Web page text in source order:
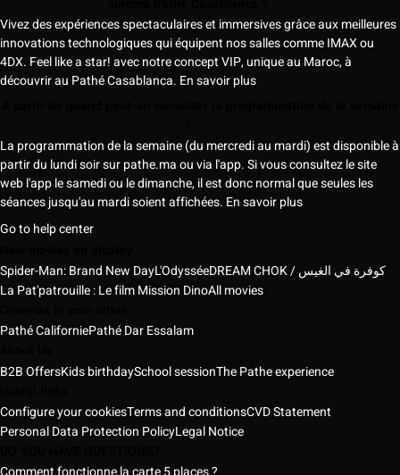
Vivez des expériences spectaculaires et immersives grâce aux meilleures
innovations technologiques qui équipent nos salles comme IMAX ou
4DX. Feel like a star! avec notre concept VIP, unique au Maroc, à
découvrir au Pathé Casablanca. En savoir plus
La programmation de la semaine (du mercredi au mardi) est disponible à
partir du lundi soir sur pathe.ma ou via l'app. Si vous consultez le site
web l'app le samedi ou le dimanche, il est donc normal que seules les
séances jusqu'au mardi soient affichées. En savoir plus
Go to help center
Spider-Man: Brand New DayL'Odyssée
DREAM CHOK / كوفرة في الغيس
La Pat'patrouille : Le film Mission DinoAll movies
Pathé CaliforniePathé Dar Essalam
B2B OffersKids birthdaySchool sessionThe Pathe experience
Configure your cookiesTerms and conditionsCVD Statement
Personal Data Protection PolicyLegal Notice